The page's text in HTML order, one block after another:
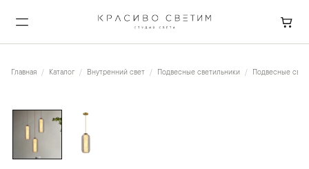
Главная Каталог Внутренний свет Подвесные светильники Подвесные